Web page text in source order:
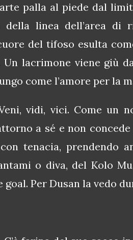
palla al piede dal
della linea dell’area di
del tifoso esulta
Un lacrimone viene giù
come l’amore per la
vidi, vici. Come un
a sé e non
tenacia, prendendo
o diva, del Kolo
goal. Per Dusan la vedo